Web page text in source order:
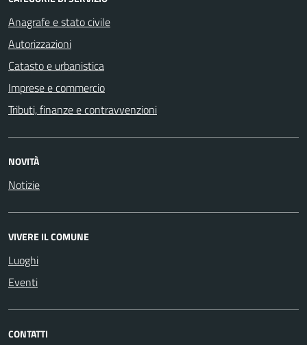
Anagrafe e stato civile
Autorizzazioni
Catasto e urbanistica
Imprese e commercio
Tributi, finanze e contravvenzioni
NOVITÀ
Notizie
VIVERE IL COMUNE
Luoghi
Eventi
CONTATTI